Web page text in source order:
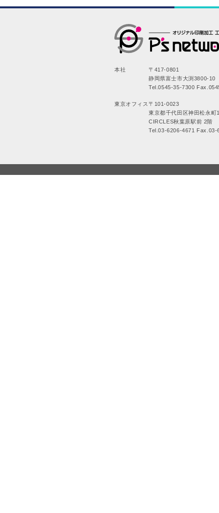
本社
〒417-0801
静岡県富士市大渕3800-10
Tel.0545-35-7300
東京オフィス 〒101-0023
東京都千代田区神田松永町
CIRCLES秋葉原駅前 2階
Tel.03-6206-4671 Fax.03-